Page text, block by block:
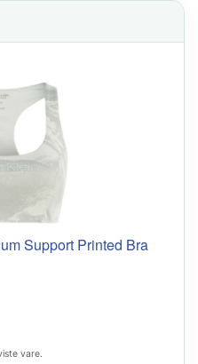
Support Printed Bra
vare.